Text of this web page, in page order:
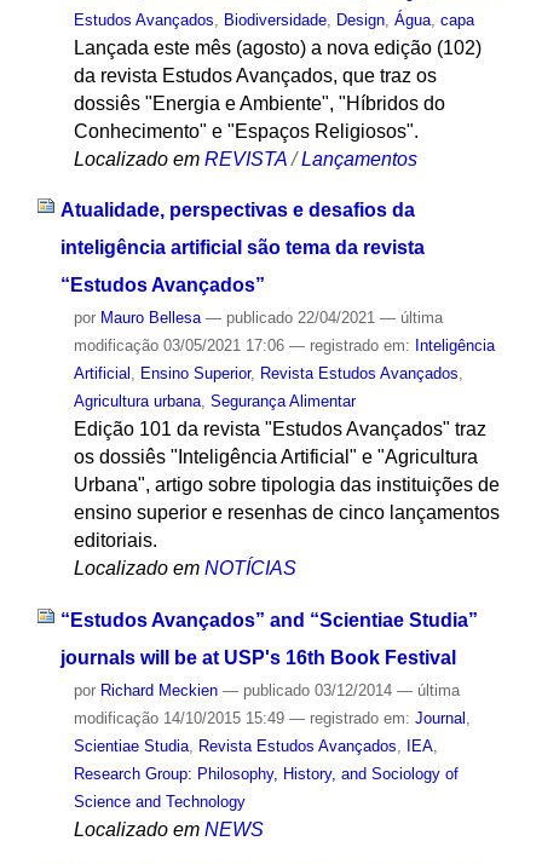
Estudos Avançados
Biodiversidade, Design, Água, capa
Lançada este mês (agosto) a nova edição (102)
da revista Estudos Avançados, que traz os
dossiês "Energia e Ambiente", "Híbridos do
Conhecimento" e "Espaços Religiosos".
Localizado em REVISTA /Lançamentos
Atualidade, perspectivas e desafios da
inteligência artificial são tema da revista
“Estudos Avançados”
por Mauro Bellesa — publicado22/04/2021 — última
modificação03/05/2021 17:06 — registrado em: Inteligência
Artificial , Ensino Superior, Revista Estudos Avançados,
Agricultura urbana, Segurança Alimentar
Edição 101 da revista "Estudos Avançados" traz
os dossiês "Inteligência Artificial" e "Agricultura
Urbana", artigo sobre tipologia das instituições de
ensino superior e resenhas de cinco lançamentos
editoriais.
Localizado em NOTÍCIAS
“Estudos Avançados” and “Scientiae Studia”
journals will be at USP's 16th Book Festival
por Richard Meckien — publicado03/12/2014 — última
modificação14/10/2015 15:49 — registrado em: Journal ,
Scientiae Studia, Revista Estudos Avançados, IEA,
Research Group: Philosophy, History, and Sociology of
Science and Technology
Localizado em NEWS